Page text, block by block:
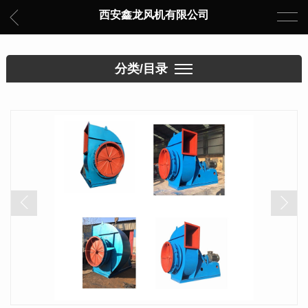
西安鑫龙风机有限公司
分类/目录